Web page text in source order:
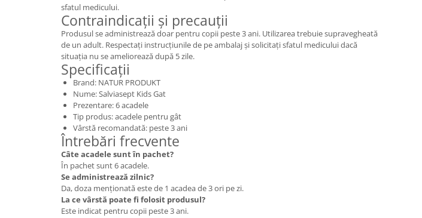
sfatul medicului.
Contraindicații și precauții
Produsul se administrează doar pentru copii peste 3 ani. Utilizarea trebuie supravegheată
de un adult. Respectați instrucțiunile de pe ambalaj și solicitați sfatul medicului dacă
situația nu se ameliorează după 5 zile.
Specificații
Brand: NATUR PRODUKT
Nume: Salviasept Kids Gat
Prezentare: 6 acadele
Tip produs: acadele pentru gât
Vârstă recomandată: peste 3 ani
Întrebări frecvente
Câte acadele sunt în pachet?
În pachet sunt 6 acadele.
Se administrează zilnic?
Da, doza menționată este de 1 acadea de 3 ori pe zi.
La ce vârstă poate fi folosit produsul?
Este indicat pentru copii peste 3 ani.